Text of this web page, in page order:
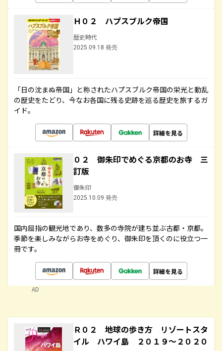
Ｈ０２ ハプスブルク帝国
歴史時代
2025.09.18 発売
「日の沈まぬ帝国」と称されたハプスブルク帝国の栄光と動乱
の歴史をたどり、今なお各国に残る史跡を巡る歴史を旅するガ
イド。
詳細を見る
０２ 御朱印でめぐる京都のお寺 三
訂版
御朱印
2025.10.09 発売
国内屈指の観光地であり、数多の寺院が建ち並ぶ古都・京都。
季節を楽しみながらお寺をめぐり、御朱印を頂くのに役立つ一
冊です。
詳細を見る
AD
Ｒ０２ 地球の歩き方 リゾートスタ
イル ハワイ島 ２０１９～２０２０